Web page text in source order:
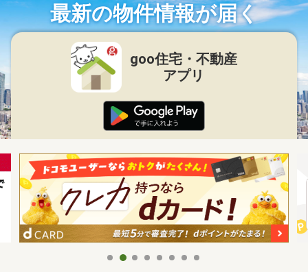
最新の物件情報が届く
goo住宅・不動産
アプリ